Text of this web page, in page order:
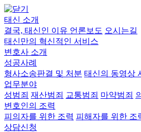
태신 소개
결국, 태신인 이유 언론보도 오시는길
태신만의 혁신적인 서비스
변호사 소개
성공사례
형사소송판결 및 처분 태신의 동영상
업무분야
성범죄 재산범죄 교통범죄 마약범죄
변호인의 조력
피의자를 위한 조력 피해자를 위한 조
상담신청